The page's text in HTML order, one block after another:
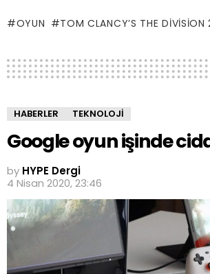
OYUN TOM CLANCY’S THE DIVISION
HABERLER TEKNOLOJI
Google oyun işinde
by HYPE Dergi
4 Nisan 2020, 23:46